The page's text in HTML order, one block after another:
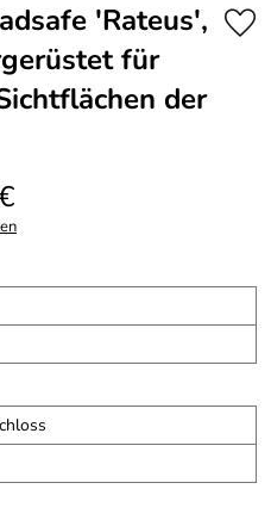
'Rateus',
für
der